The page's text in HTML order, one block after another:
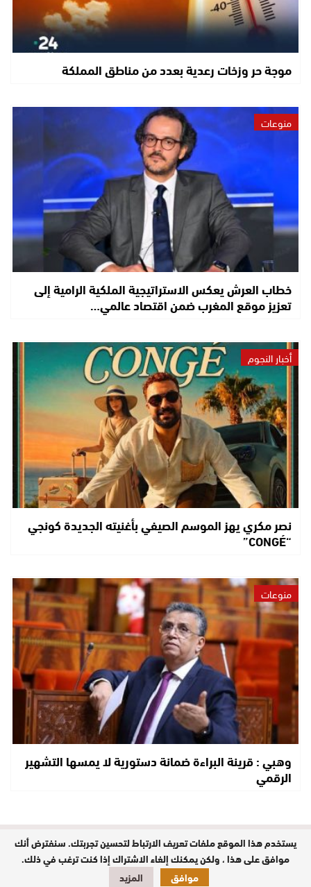
موجة حر وزخات رعدية بعدد من مناطق المملكة
منوعات
خطاب العرش يعكس الاستراتيجية الملكية الرامية إلى
تعزيز موقع المغرب ضمن اقتصاد عالمي…
أخبار النجوم
نصر مكري يهز الموسم الصيفي بأغنيته الجديدة كونجي
“CONGÉ”
منوعات
وهبي : قرينة البراءة ضمانة دستورية لا يمسها التشهير
الرقمي
مدير النشر : حفيظة الدليمي / جميع
الحقوق محفوظة © 2026
تصميم وبرمجة
يستخدم هذا الموقع ملفات تعريف الارتباط لتحسين تجربتك. سنفترض أنك
موافق على هذا ، ولكن يمكنك إلغاء الاشتراك إذا كنت ترغب في ذلك.
موافق
المزيد